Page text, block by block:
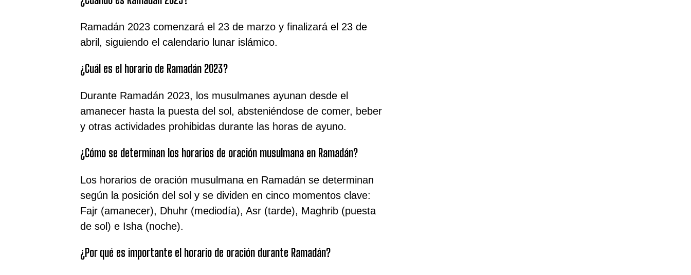
Ramadán 2023 comenzará el 23 de marzo y finalizará el 23 de
abril, siguiendo el calendario lunar islámico.
¿Cuál es el horario de Ramadán 2023?
Durante Ramadán 2023, los musulmanes ayunan desde el
amanecer hasta la puesta del sol, absteniéndose de comer, beber
y otras actividades prohibidas durante las horas de ayuno.
¿Cómo se determinan los horarios de oración musulmana en Ramadán?
Los horarios de oración musulmana en Ramadán se determinan
según la posición del sol y se dividen en cinco momentos clave:
Fajr (amanecer), Dhuhr (mediodía), Asr (tarde), Maghrib (puesta
de sol) e Isha (noche).
¿Por qué es importante el horario de oración durante Ramadán?